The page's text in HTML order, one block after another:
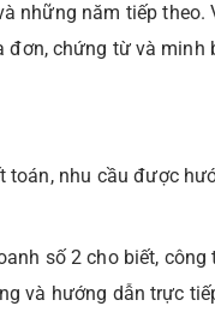
những năm tiếp theo.
chứng từ và minh
nhu cầu được
số 2 cho biết,
và hướng dẫn trực